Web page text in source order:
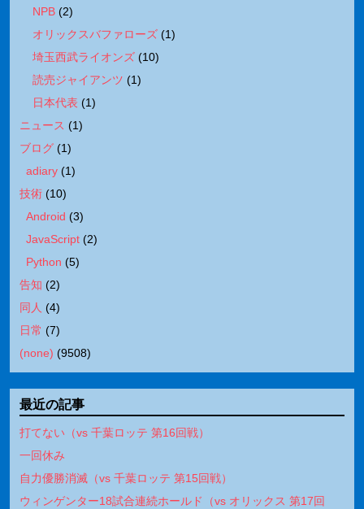
NPB (2)
オリックスバファローズ (1)
埼玉西武ライオンズ (10)
読売ジャイアンツ (1)
日本代表 (1)
ニュース (1)
ブログ (1)
adiary (1)
技術 (10)
Android (3)
JavaScript (2)
Python (5)
告知 (2)
同人 (4)
日常 (7)
(none) (9508)
最近の記事
打てない（vs 千葉ロッテ 第16回戦）
一回休み
自力優勝消滅（vs 千葉ロッテ 第15回戦）
ウィンゲンター18試合連続ホールド（vs オリックス 第17回